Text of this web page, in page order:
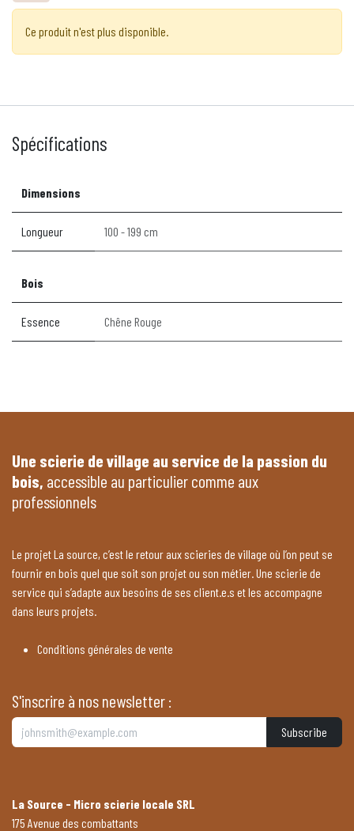
Ce produit n'est plus disponible.
Spécifications
Dimensions
Longueur 100 - 199 cm
Bois
Essence Chêne Rouge
Une scierie de village au service de la passion du
bois, accessible au particulier comme aux
professionnels
Le projet La source, c’est le retour aux scieries de village où l’on peut se
fournir en bois quel que soit son projet ou son métier. Une scierie de
service qui s’adapte aux besoins de ses client.e.s et les accompagne
dans leurs projets.
Conditions générales de vente
S'inscrire à nos newsletter :
Subscribe
La Source - Micro scierie locale SRL
175 Avenue des combattants